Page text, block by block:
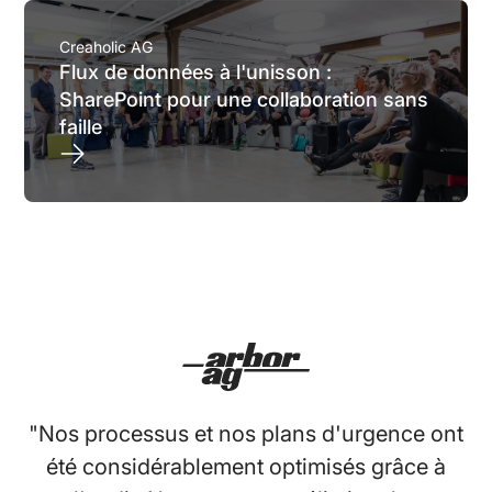
Creaholic AG
Flux de données à l'unisson :
SharePoint pour une collaboration sans
faille
"Nos processus et nos plans d'urgence ont
été considérablement optimisés grâce à